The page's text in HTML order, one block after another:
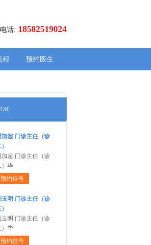
话: 18582519024
程 预约医生
加超 门诊主任（诊
加超 门诊主任（诊
）毕
预约挂号
玉明 门诊主任（诊
玉明 门诊主任（诊
）毕
预约挂号